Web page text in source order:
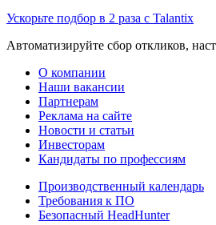
Ускорьте подбор в 2 раза с Talantix
Автоматизируйте сбор откликов,
О компании
Наши вакансии
Партнерам
Реклама на сайте
Новости и статьи
Инвесторам
Кандидаты по профессиям
Производственный календарь
Требования к ПО
Безопасный HeadHunter